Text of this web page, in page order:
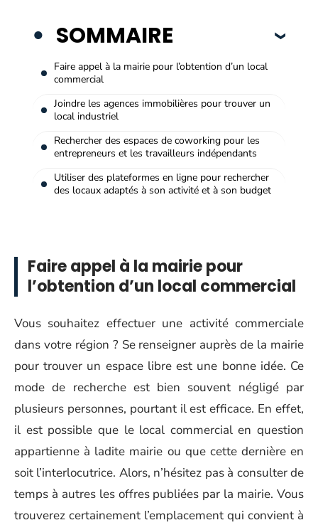
SOMMAIRE
Faire appel à la mairie pour l’obtention d’un local
commercial
Joindre les agences immobilières pour trouver un
local industriel
Rechercher des espaces de coworking pour les
entrepreneurs et les travailleurs indépendants
Utiliser des plateformes en ligne pour rechercher
des locaux adaptés à son activité et à son budget
Faire appel à la mairie pour
l’obtention d’un local commercial
Vous souhaitez effectuer une activité commerciale
dans votre région ? Se renseigner auprès de la mairie
pour trouver un espace libre est une bonne idée. Ce
mode de recherche est bien souvent négligé par
plusieurs personnes, pourtant il est efficace. En effet,
il est possible que le local commercial en question
appartienne à ladite mairie ou que cette dernière en
soit l’interlocutrice. Alors, n’hésitez pas à consulter de
temps à autres les offres publiées par la mairie. Vous
trouverez certainement l’emplacement qui convient à